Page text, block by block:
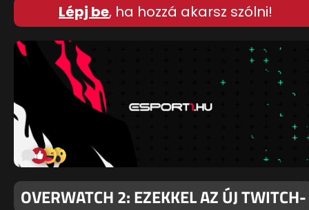
Lépj be, ha hozzá akarsz szólni!
OVERWATCH 2: EZEKKEL AZ ÚJ TWITCH-